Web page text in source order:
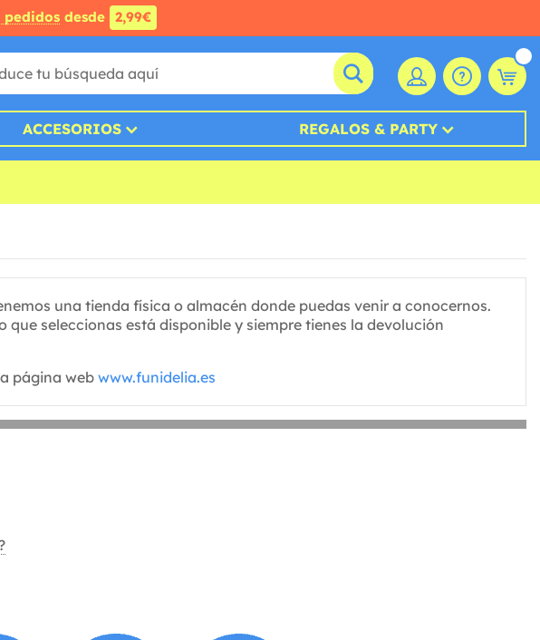
pedidosdesde 2,99€
ACCESORIOS REGALOS & PARTY
una tienda física o almacén donde puedas venir a conocernos.
que seleccionas está disponible y siempre tienes la devolución
página web www.funidelia.es